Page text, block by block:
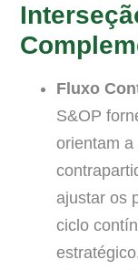
Fluxo
S&OP
orientam a
ajustar os
ciclo